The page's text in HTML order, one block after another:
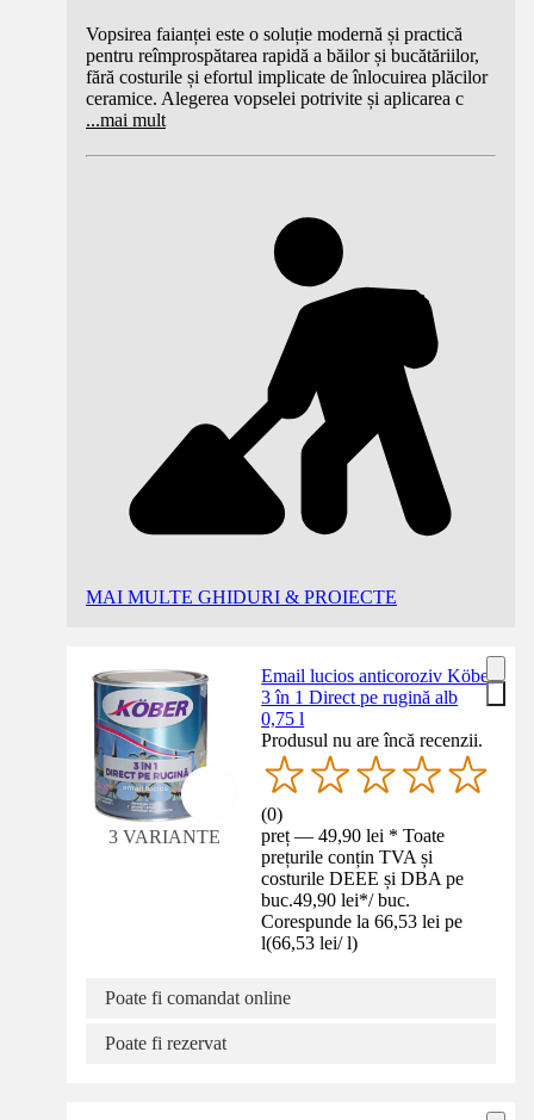
Vopsirea faianței este o soluție modernă și practică
pentru reîmprospătarea rapidă a băilor și bucătăriilor,
fără costurile și efortul implicate de înlocuirea plăcilor
ceramice. Alegerea vopselei potrivite și aplicarea c
...mai mult
MAI MULTE GHIDURI & PROIECTE
3 VARIANTE
Email lucios anticoroziv Köber
3 în 1 Direct pe rugină alb
0,75 l
Produsul nu are încă recenzii.
(0)
preț — 49,90 lei * Toate
prețurile conțin TVA și
costurile DEEE și DBA pe
buc.49,90 lei*/ buc.
Corespunde la 66,53 lei pe
l(66,53 lei/ l)
Poate fi comandat online
Poate fi rezervat